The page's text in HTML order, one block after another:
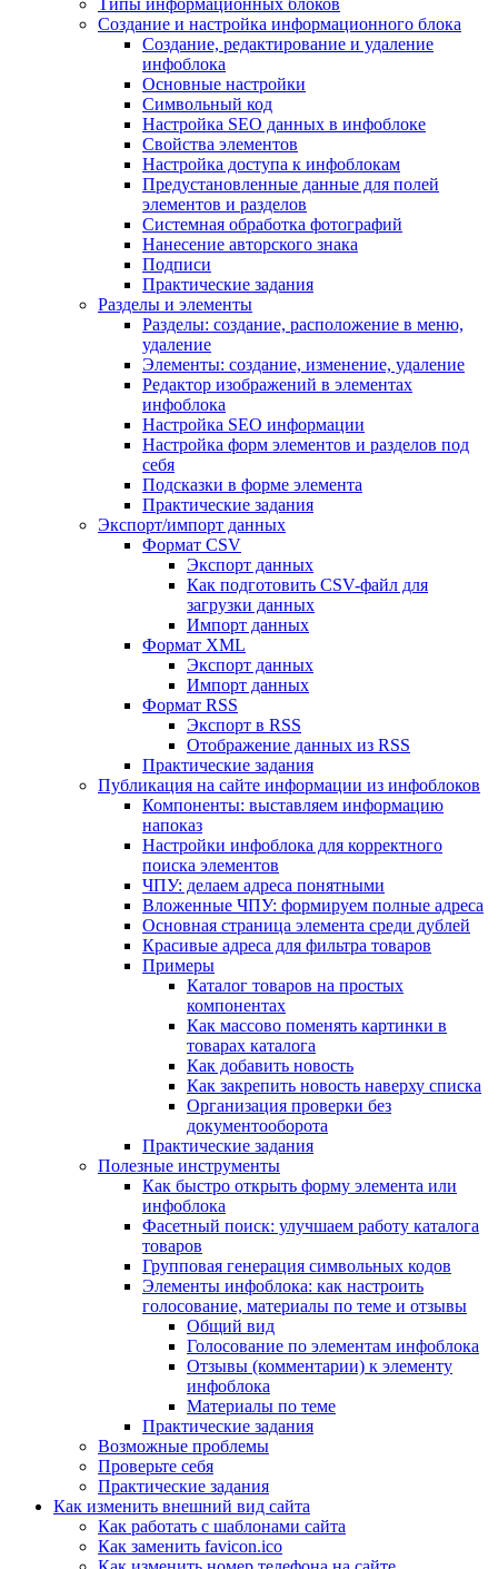
Типы информационных блоков
Создание и настройка информационного блока
Создание, редактирование и удаление
инфоблока
Основные настройки
Символьный код
Настройка SEO данных в инфоблоке
Свойства элементов
Настройка доступа к инфоблокам
Предустановленные данные для полей
элементов и разделов
Системная обработка фотографий
Нанесение авторского знака
Подписи
Практические задания
Разделы и элементы
Разделы: создание, расположение в меню,
удаление
Элементы: создание, изменение, удаление
Редактор изображений в элементах
инфоблока
Настройка SEO информации
Настройка форм элементов и разделов под
себя
Подсказки в форме элемента
Практические задания
Экспорт/импорт данных
Формат CSV
Экспорт данных
Как подготовить CSV-файл для
загрузки данных
Импорт данных
Формат XML
Экспорт данных
Импорт данных
Формат RSS
Экспорт в RSS
Отображение данных из RSS
Практические задания
Публикация на сайте информации из инфоблоков
Компоненты: выставляем информацию
напоказ
Настройки инфоблока для корректного
поиска элементов
ЧПУ: делаем адреса понятными
Вложенные ЧПУ: формируем полные адреса
Основная страница элемента среди дублей
Красивые адреса для фильтра товаров
Примеры
Каталог товаров на простых
компонентах
Как массово поменять картинки в
товарах каталога
Как добавить новость
Как закрепить новость наверху списка
Организация проверки без
документооборота
Практические задания
Полезные инструменты
Как быстро открыть форму элемента или
инфоблока
Фасетный поиск: улучшаем работу каталога
товаров
Групповая генерация символьных кодов
Элементы инфоблока: как настроить
голосование, материалы по теме и отзывы
Общий вид
Голосование по элементам инфоблока
Отзывы (комментарии) к элементу
инфоблока
Материалы по теме
Практические задания
Возможные проблемы
Проверьте себя
Практические задания
Как изменить внешний вид сайта
Как работать с шаблонами сайта
Как заменить favicon.ico